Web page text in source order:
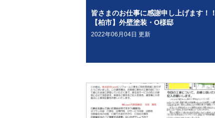
皆さまのお仕事に感謝申し上げます！！
【柏市】外壁塗装・O様邸
2022年06月04日 更新